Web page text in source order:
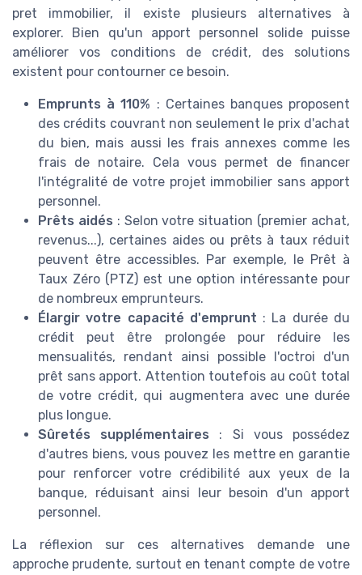
pret immobilier, il existe plusieurs alternatives à
explorer. Bien qu'un apport personnel solide puisse
améliorer vos conditions de crédit, des solutions
existent pour contourner ce besoin.
Emprunts à 110% : Certaines banques proposent
des crédits couvrant non seulement le prix d'achat
du bien, mais aussi les frais annexes comme les
frais de notaire. Cela vous permet de financer
l'intégralité de votre projet immobilier sans apport
personnel.
Prêts aidés : Selon votre situation (premier achat,
revenus...), certaines aides ou prêts à taux réduit
peuvent être accessibles. Par exemple, le Prêt à
Taux Zéro (PTZ) est une option intéressante pour
de nombreux emprunteurs.
Élargir votre capacité d'emprunt : La durée du
crédit peut être prolongée pour réduire les
mensualités, rendant ainsi possible l'octroi d'un
prêt sans apport. Attention toutefois au coût total
de votre crédit, qui augmentera avec une durée
plus longue.
Sûretés supplémentaires : Si vous possédez
d'autres biens, vous pouvez les mettre en garantie
pour renforcer votre crédibilité aux yeux de la
banque, réduisant ainsi leur besoin d'un apport
personnel.
La réflexion sur ces alternatives demande une
approche prudente, surtout en tenant compte de votre